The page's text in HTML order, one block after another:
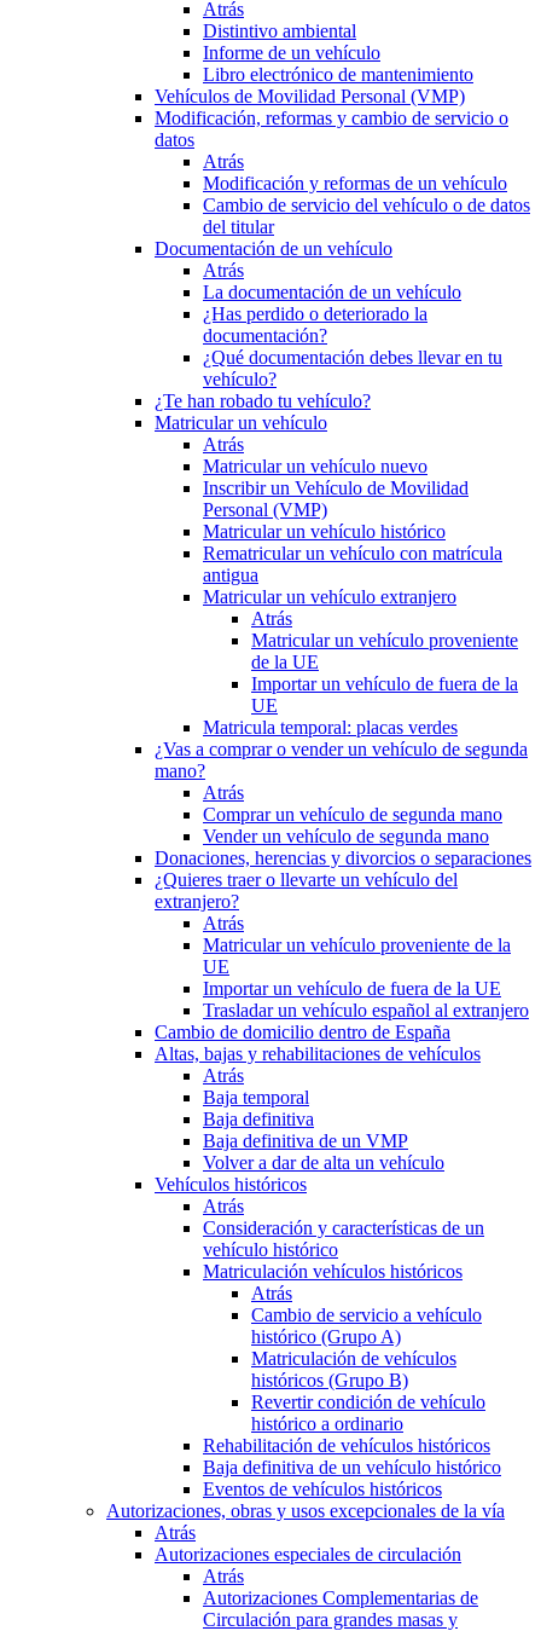
Atrás
Distintivo ambiental
Informe de un vehículo
Libro electrónico de mantenimiento
Vehículos de Movilidad Personal (VMP)
Modificación, reformas y cambio de servicio o
datos
Atrás
Modificación y reformas de un vehículo
Cambio de servicio del vehículo o de datos
del titular
Documentación de un vehículo
Atrás
La documentación de un vehículo
¿Has perdido o deteriorado la
documentación?
¿Qué documentación debes llevar en tu
vehículo?
¿Te han robado tu vehículo?
Matricular un vehículo
Atrás
Matricular un vehículo nuevo
Inscribir un Vehículo de Movilidad
Personal (VMP)
Matricular un vehículo histórico
Rematricular un vehículo con matrícula
antigua
Matricular un vehículo extranjero
Atrás
Matricular un vehículo proveniente
de la UE
Importar un vehículo de fuera de la
UE
Matricula temporal: placas verdes
¿Vas a comprar o vender un vehículo de segunda
mano?
Atrás
Comprar un vehículo de segunda mano
Vender un vehículo de segunda mano
Donaciones, herencias y divorcios o separaciones
¿Quieres traer o llevarte un vehículo del
extranjero?
Atrás
Matricular un vehículo proveniente de la
UE
Importar un vehículo de fuera de la UE
Trasladar un vehículo español al extranjero
Cambio de domicilio dentro de España
Altas, bajas y rehabilitaciones de vehículos
Atrás
Baja temporal
Baja definitiva
Baja definitiva de un VMP
Volver a dar de alta un vehículo
Vehículos históricos
Atrás
Consideración y características de un
vehículo histórico
Matriculación vehículos históricos
Atrás
Cambio de servicio a vehículo
histórico (Grupo A)
Matriculación de vehículos
históricos (Grupo B)
Revertir condición de vehículo
histórico a ordinario
Rehabilitación de vehículos históricos
Baja definitiva de un vehículo histórico
Eventos de vehículos históricos
Autorizaciones, obras y usos excepcionales de la vía
Atrás
Autorizaciones especiales de circulación
Atrás
Autorizaciones Complementarias de
Circulación para grandes masas y